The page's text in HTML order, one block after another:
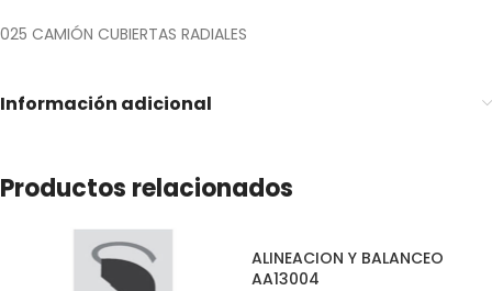
025 CAMIÓN CUBIERTAS RADIALES
Información adicional
Productos relacionados
ALINEACION Y BALANCEO
AA13004